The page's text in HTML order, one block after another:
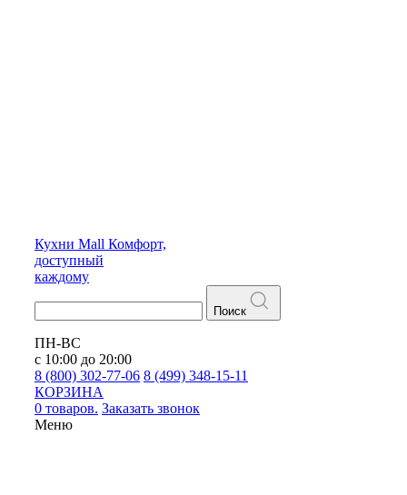
Кухни Mall Комфорт,
доступный
каждому
Поиск
ПН-ВС
с 10:00 до 20:00
8 (800) 302-77-06 8 (499) 348-15-11
КОРЗИНА
0 товаров. Заказать звонок
Меню